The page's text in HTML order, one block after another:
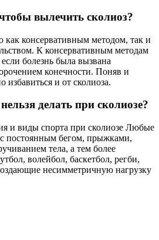
вылечить сколиоз?
консервативным методом, так и
К консервативным методам
болезнь была вызвана
конечности. Поняв и
и от сколиоза.
делать при сколиозе?
и виды спорта при сколиозе Любые
постоянным бегом, прыжками,
тела, а тем более
волейбол, баскетбол, регби,
несимметричную нагрузку